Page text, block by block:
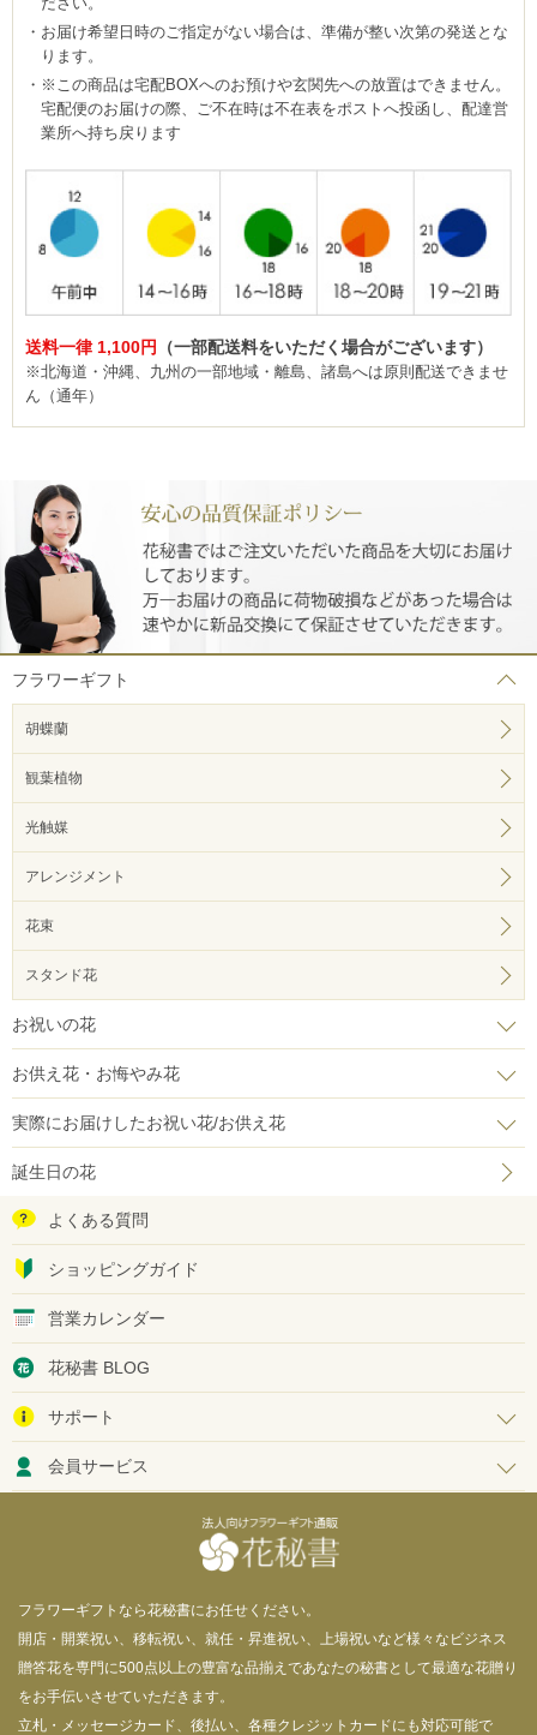
お届け希望日時のご指定がない場合は、準備が整い次第の発送とな
ります。
※この商品は宅配BOXへのお預けや玄関先への放置はできません。
宅配便のお届けの際、ご不在時は不在表をポストへ投函し、配達営
業所へ持ち戻ります
送料一律 1,100円 （一部配送料をいただく場合がございます）
※北海道・沖縄、九州の一部地域・離島、諸島へは原則配送できませ
ん（通年）
フラワーギフト
胡蝶蘭
観葉植物
光触媒
アレンジメント
花束
スタンド花
お祝いの花
お供え花・お悔やみ花
実際にお届けしたお祝い花/お供え花
誕生日の花
よくある質問
ショッピングガイド
営業カレンダー
花秘書 BLOG
サポート
会員サービス
フラワーギフトなら花秘書にお任せください。
開店・開業祝い、移転祝い、就任・昇進祝い、上場祝いなど様々なビジネス
贈答花を専門に500点以上の豊富な品揃えであなたの秘書として最適な花贈り
をお手伝いさせていただきます。
立札・メッセージカード、後払い、各種クレジットカードにも対応可能で